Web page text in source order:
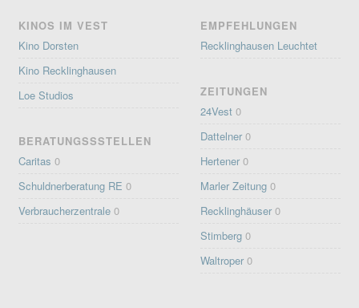
KINOS IM VEST
Kino Dorsten
Kino Recklinghausen
Loe Studios
BERATUNGSSSTELLEN
Caritas 0
Schuldnerberatung RE 0
Verbraucherzentrale 0
EMPFEHLUNGEN
Recklinghausen Leuchtet
ZEITUNGEN
24Vest 0
Dattelner 0
Hertener 0
Marler Zeitung 0
Recklinghäuser 0
Stimberg 0
Waltroper 0